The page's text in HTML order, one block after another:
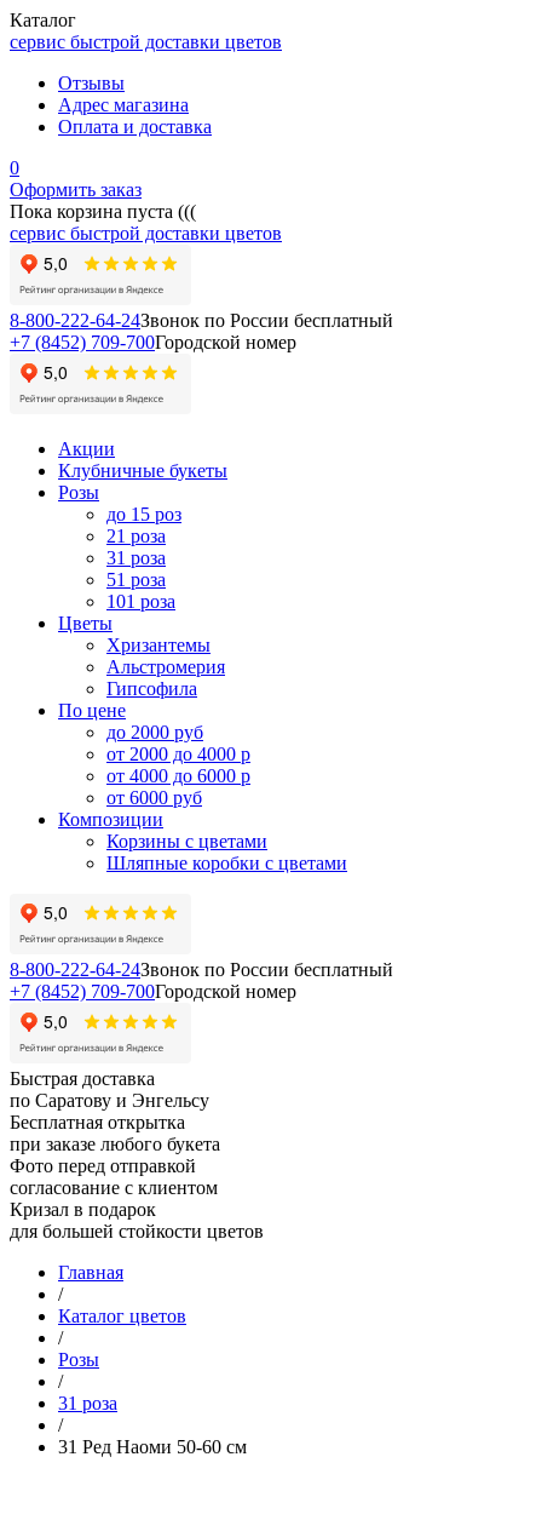
Каталог
сервис быстрой доставки цветов
Отзывы
Адрес магазина
Оплата и доставка
0
Оформить заказ
Пока корзина пуста (((
сервис быстрой доставки цветов
8-800-222-64-24Звонок по России бесплатный
+7 (8452) 709-700Городской номер
Акции
Клубничные букеты
Розы
до 15 роз
21 роза
31 роза
51 роза
101 роза
Цветы
Хризантемы
Альстромерия
Гипсофила
По цене
до 2000 руб
от 2000 до 4000 р
от 4000 до 6000 р
от 6000 руб
Композиции
Корзины с цветами
Шляпные коробки с цветами
8-800-222-64-24Звонок по России бесплатный
+7 (8452) 709-700Городской номер
Быстрая доставка
по Саратову и Энгельсу
Бесплатная открытка
при заказе любого букета
Фото перед отправкой
согласование с клиентом
Кризал в подарок
для большей стойкости цветов
Главная
/
Каталог цветов
/
Розы
/
31 роза
/
31 Ред Наоми 50-60 см